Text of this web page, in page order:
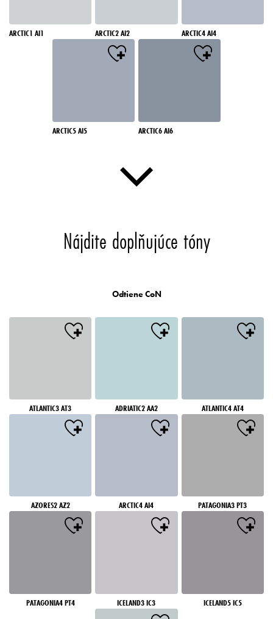
ARCTIC1 AI1 ARCTIC2 AI2 ARCTIC4 AI4
ARCTIC5 AI5 ARCTIC6 AI6
Nájdite doplňujúce tóny
Odtiene CoN
ATLANTIC3 AT3 ADRIATIC2 AA2 ATLANTIC4 AT4
AZORES2 AZ2 ARCTIC4 AI4 PATAGONIA3 PT3
PATAGONIA4 PT4 ICELAND3 IC3 ICELAND5 IC5